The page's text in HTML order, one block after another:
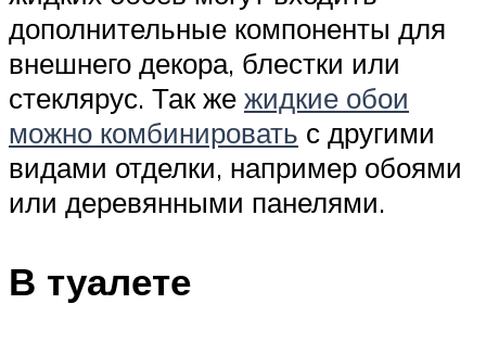
дополнительные компоненты для
внешнего декора, блестки или
стеклярус. Так же жидкие обои
можно комбинировать с другими
видами отделки, например обоями
или деревянными панелями.
В туалете